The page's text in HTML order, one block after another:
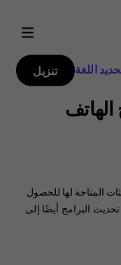
اللغة تنزيل
المتاحة لها للحصول
البرامج أيضًا إلى